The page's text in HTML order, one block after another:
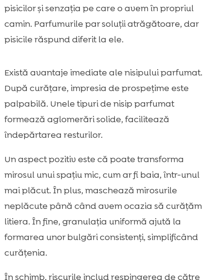
pisicilor și senzația pe care o avem în propriul
camin. Parfumurile par soluții atrăgătoare, dar
pisicile răspund diferit la ele.
Există avantaje imediate ale nisipului parfumat.
După curățare, impresia de prospețime este
palpabilă. Unele tipuri de nisip parfumat
formează aglomerări solide, facilitează
îndepărtarea resturilor.
Un aspect pozitiv este că poate transforma
mirosul unui spațiu mic, cum ar fi baia, într-unul
mai plăcut. În plus, maschează mirosurile
neplăcute până când avem ocazia să curățăm
litiera. În fine, granulația uniformă ajută la
formarea unor bulgări consistenți, simplificând
curățenia.
În schimb, riscurile includ respingerea de către